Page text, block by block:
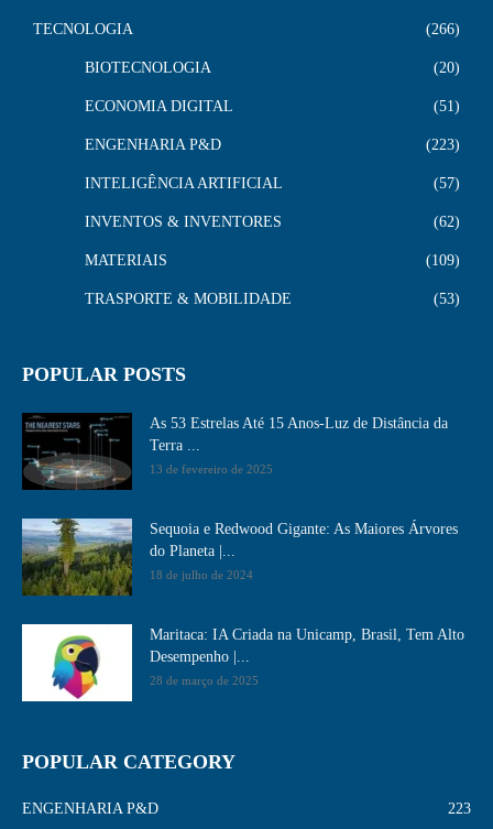
TECNOLOGIA 266
BIOTECNOLOGIA 20
ECONOMIA DIGITAL 51
ENGENHARIA P&D 223
INTELIGÊNCIA ARTIFICIAL 57
INVENTOS & INVENTORES 62
MATERIAIS 109
TRASPORTE & MOBILIDADE 53
POPULAR POSTS
As 53 Estrelas Até 15 Anos-Luz de Distância da
Terra ...
13 de fevereiro de 2025
Sequoia e Redwood Gigante: As Maiores Árvores
do Planeta |...
18 de julho de 2024
Maritaca: IA Criada na Unicamp, Brasil, Tem Alto
Desempenho​ |...
28 de março de 2025
POPULAR CATEGORY
ENGENHARIA P&D
223